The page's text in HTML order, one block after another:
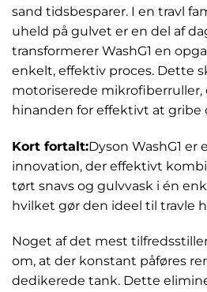
sand tidsbesparer. I en travl
uheld på gulvet er en del af
transformerer WashG1 en
enkelt, effektiv proces. Dette
motoriserede mikrofiberruller,
hinanden for effektivt at gribe
Kort fortalt:Dyson WashG1
innovation, der effektivt
tørt snavs og gulvvask i én
hvilket gør den ideel til travle
Noget af det mest
om, at der konstant påføres
dedikerede tank. Dette